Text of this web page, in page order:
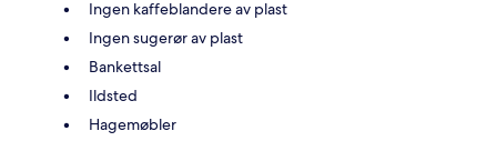
Ingen kaffeblandere av plast
Ingen sugerør av plast
Bankettsal
Ildsted
Hagemøbler